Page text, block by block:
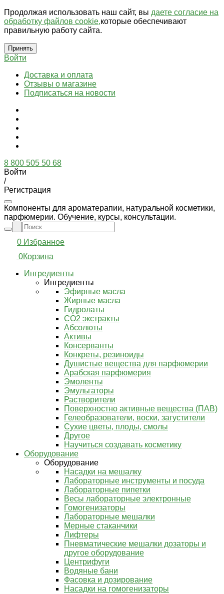
Продолжая использовать наш сайт, вы даете согласие на
обработку файлов cookie,которые обеспечивают
правильную работу сайта.
Принять
Войти
Доставка и оплата
Отзывы о магазине
Подписаться на новости
8 800 505 50 68
Войти
/
Регистрация
Компоненты для ароматерапии, натуральной косметики,
парфюмерии. Обучение, курсы, консультации.
0 Избранное
0Корзина
Ингредиенты
Ингредиенты
Эфирные масла
Жирные масла
Гидролаты
СО2 экстракты
Абсолюты
Активы
Консерванты
Конкреты, резиноиды
Душистые вещества для парфюмерии
Арабская парфюмерия
Эмоленты
Эмульгаторы
Растворители
Поверхностно активные вещества (ПАВ)
Гелеобразователи, воски, загустители
Сухие цветы, плоды, смолы
Другое
Научиться создавать косметику
Оборудование
Оборудование
Насадки на мешалку
Лабораторные инструменты и посуда
Лабораторные пипетки
Весы лабораторные электронные
Гомогенизаторы
Лабораторные мешалки
Мерные стаканчики
Лифтеры
Пневматические мешалки дозаторы и
другое оборудование
Центрифуги
Водяные бани
Фасовка и дозирование
Насадки на гомогенизаторы